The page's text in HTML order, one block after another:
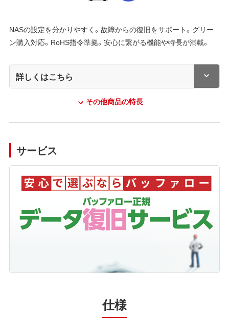
NASの設定を分かりやすく。故障からの復旧をサポート。グリー
ン購入対応。RoHS指令準拠。安心に繋がる機能や特長が満載。
詳しくはこちら
その他商品の特長
サービス
仕様